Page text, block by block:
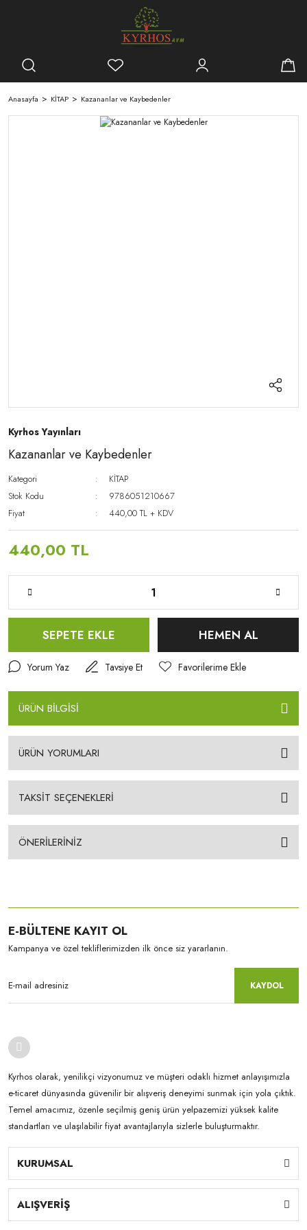
Anasayfa KİTAP Kazananlar ve Kaybedenler
Kyrhos Yayınları
Kazananlar ve Kaybedenler
Kategori
KİTAP
Stok Kodu
9786051210667
Fiyat
440,00 TL + KDV
440,00 TL
SEPETE EKLE HEMEN AL
Yorum Yaz Tavsiye Et
ÜRÜN BİLGİSİ
ÜRÜN YORUMLARI
TAKSİT SEÇENEKLERİ
ÖNERİLERİNİZ
E-BÜLTENE KAYIT OL
Kampanya ve özel tekliflerimizden ilk önce siz yararlanın.
KAYDOL
Kyrhos olarak, yenilikçi vizyonumuz ve müşteri odaklı hizmet anlayışımızla
e-ticaret dünyasında güvenilir bir alışveriş deneyimi sunmak için yola çıktık.
Temel amacımız, özenle seçilmiş geniş ürün yelpazemizi yüksek kalite
standartları ve ulaşılabilir fiyat avantajlarıyla sizlerle buluşturmaktır.
KURUMSAL
ALIŞVERİŞ